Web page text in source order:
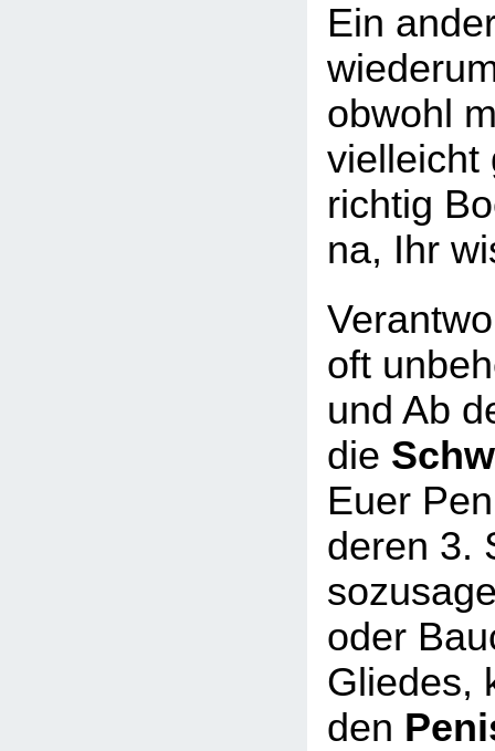
Ein
obwohl
vielleicht
richtig
na, Ihr
oft
und Ab
die
Euer
deren 3.
oder
Gliedes,
den